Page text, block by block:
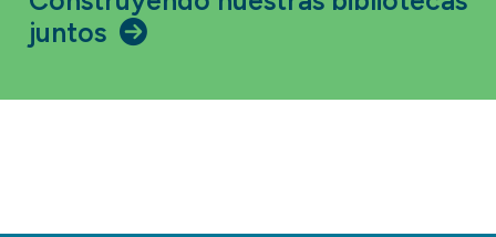
juntos